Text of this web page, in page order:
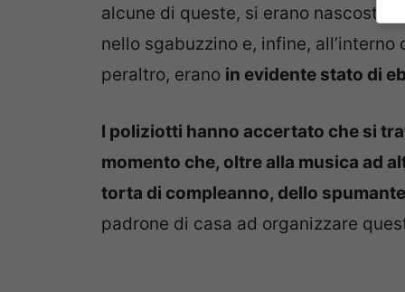
alcune di queste, si erano nascoste
nello sgabuzzino e, infine,
peraltro, erano in evidente stato di
I poliziotti hanno accertato che si
momento che, oltre alla musica ad
torta di compleanno, dello
padrone di casa ad organizzare